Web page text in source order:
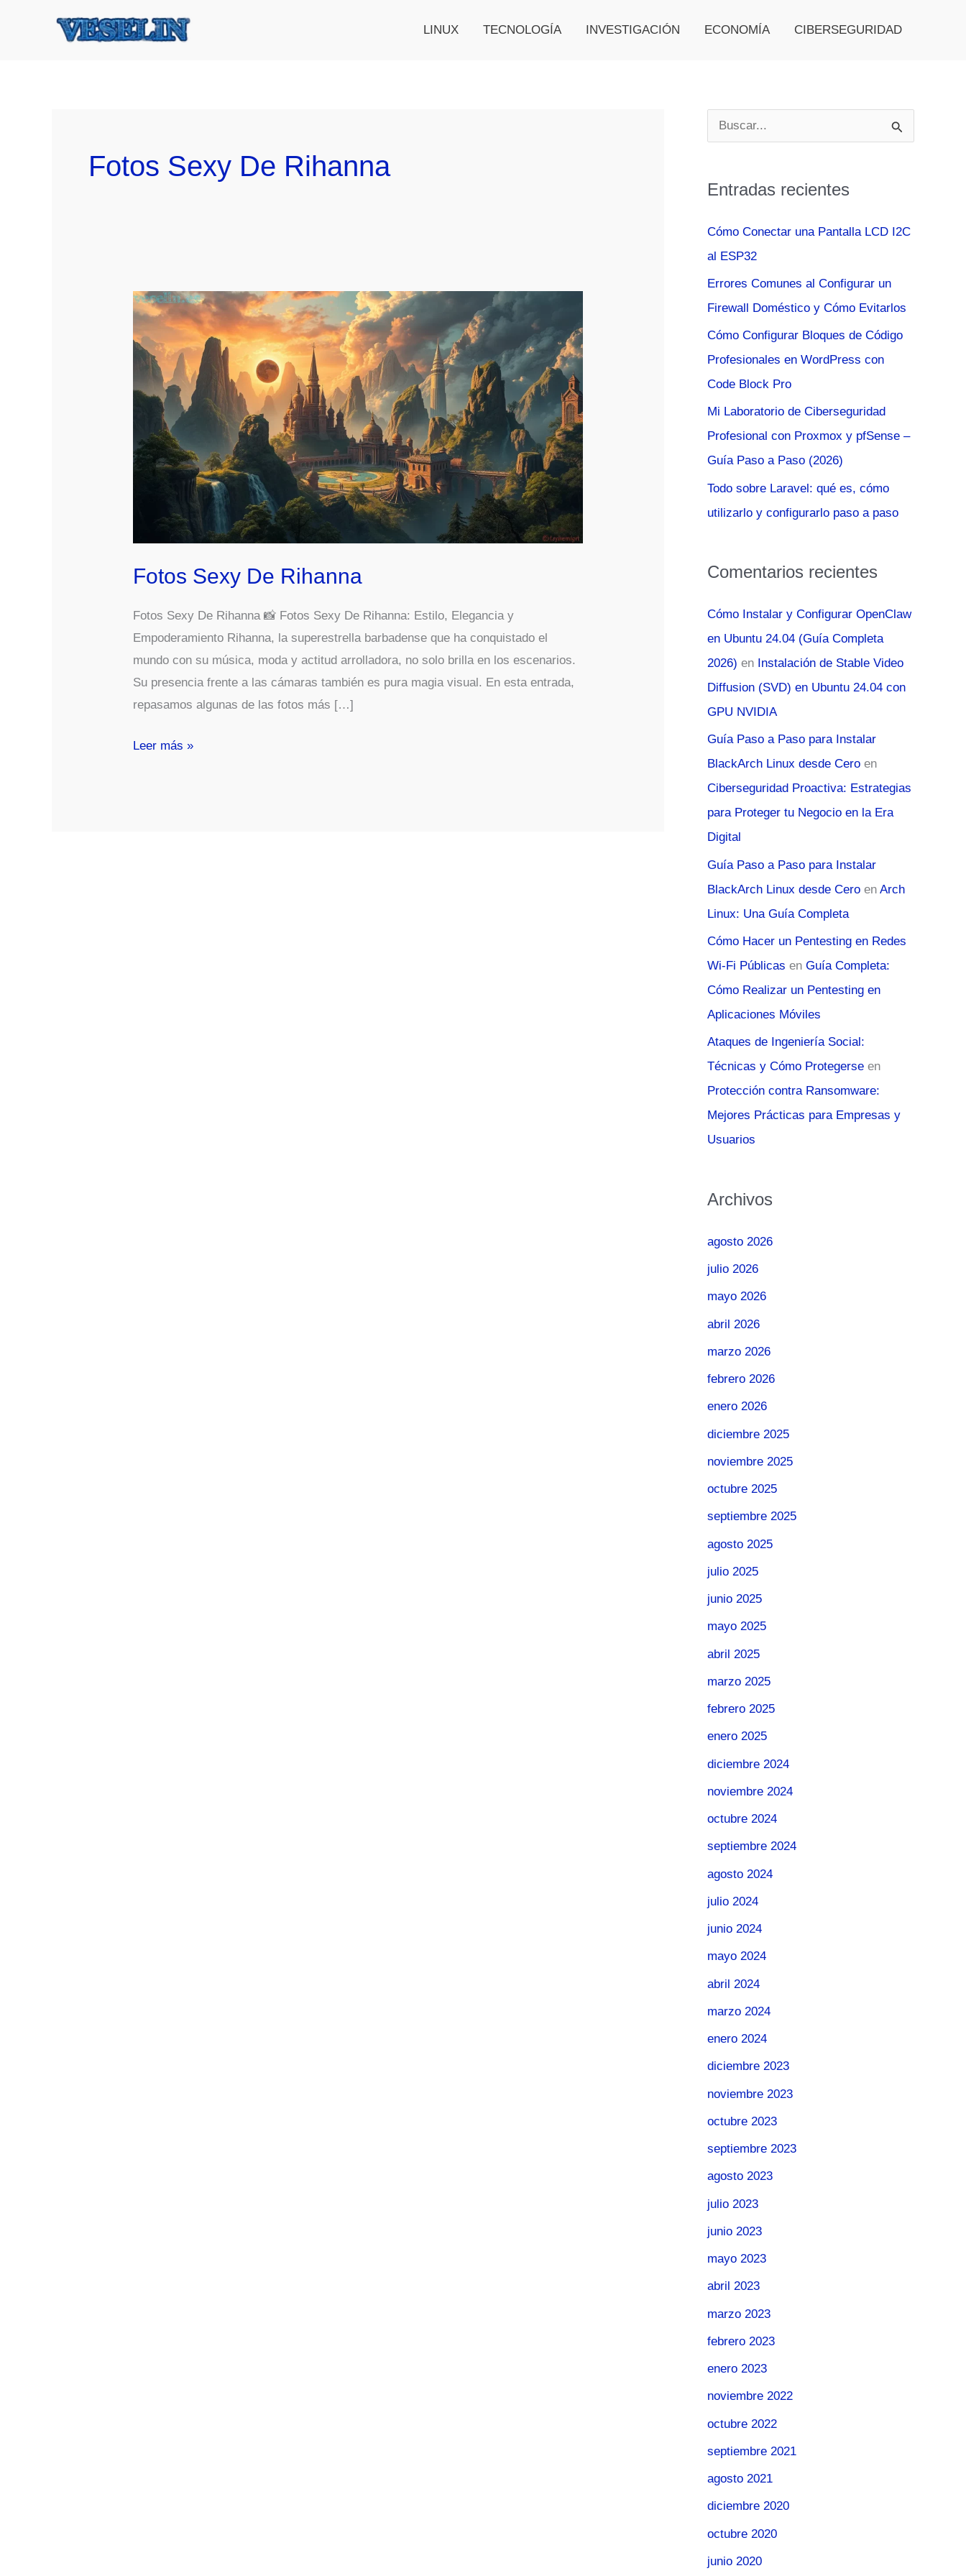
LINUX TECNOLOGÍA INVESTIGACIÓN ECONOMÍA CIBERSEGURIDAD
Fotos Sexy De Rihanna
Fotos Sexy De Rihanna
Fotos Sexy De Rihanna 📸 Fotos Sexy De Rihanna: Estilo, Elegancia y
Empoderamiento Rihanna, la superestrella barbadense que ha conquistado el
mundo con su música, moda y actitud arrolladora, no solo brilla en los escenarios.
Su presencia frente a las cámaras también es pura magia visual. En esta entrada,
repasamos algunas de las fotos más […]
Fotos
Leer más »
u
c
o
r
:
Entradas recientes
Cómo Conectar una Pantalla LCD I2C
al ESP32
Errores Comunes al Configurar un
Firewall Doméstico y Cómo Evitarlos
Cómo Configurar Bloques de Código
Profesionales en WordPress con
Code Block Pro
Mi Laboratorio de Ciberseguridad
Profesional con Proxmox y pfSense –
Guía Paso a Paso (2026)
Todo sobre Laravel: qué es, cómo
utilizarlo y configurarlo paso a paso
Comentarios recientes
Cómo Instalar y Configurar OpenClaw
en Ubuntu 24.04 (Guía Completa
2026) en Instalación de Stable Video
Diffusion (SVD) en Ubuntu 24.04 con
GPU NVIDIA
Guía Paso a Paso para Instalar
BlackArch Linux desde Cero en
Ciberseguridad Proactiva: Estrategias
para Proteger tu Negocio en la Era
Digital
Guía Paso a Paso para Instalar
BlackArch Linux desde Cero en Arch
Linux: Una Guía Completa
Cómo Hacer un Pentesting en Redes
Wi-Fi Públicas en Guía Completa:
Cómo Realizar un Pentesting en
Aplicaciones Móviles
Ataques de Ingeniería Social:
Técnicas y Cómo Protegerse en
Protección contra Ransomware:
Mejores Prácticas para Empresas y
Usuarios
Archivos
agosto 2026
julio 2026
mayo 2026
abril 2026
marzo 2026
febrero 2026
enero 2026
diciembre 2025
noviembre 2025
octubre 2025
septiembre 2025
agosto 2025
julio 2025
junio 2025
mayo 2025
abril 2025
marzo 2025
febrero 2025
enero 2025
diciembre 2024
noviembre 2024
octubre 2024
septiembre 2024
agosto 2024
julio 2024
junio 2024
mayo 2024
abril 2024
marzo 2024
enero 2024
diciembre 2023
noviembre 2023
octubre 2023
septiembre 2023
agosto 2023
julio 2023
junio 2023
mayo 2023
abril 2023
marzo 2023
febrero 2023
enero 2023
noviembre 2022
octubre 2022
septiembre 2021
agosto 2021
diciembre 2020
octubre 2020
junio 2020